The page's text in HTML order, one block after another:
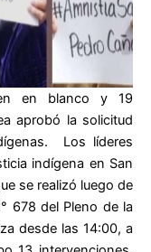
en blanco y 19
aprobó la solicitud
Los líderes
indígena en San
se realizó luego de
678 del Pleno de la
desde las 14:00, a